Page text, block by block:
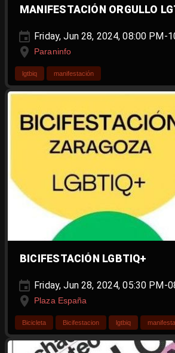
MANIFESTACIÓN ORGULLO
Friday, Jun 28, 2024, 08:00 PM-
Paraninfo
lgtbiq manifestación
BICIFESTACIÓN LGBTIQ+
Friday, Jun 28, 2024, 05:30 PM-
Plaza España
Bicicleta Bicifestacion lgtbiq